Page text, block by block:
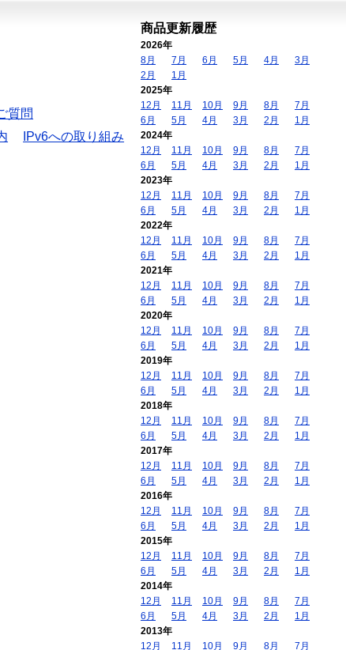
質問
IPv6への取り組み
商品更新履歴
2026年
8月
7月 6月 5月 4月
3月
2月
1月
2025年
12月
11月 10月 9月 8月
7月
6月
5月 4月 3月 2月
1月
2024年
12月
11月 10月 9月 8月
7月
6月
5月 4月 3月 2月
1月
2023年
12月
11月 10月 9月 8月
7月
6月
5月 4月 3月 2月
1月
2022年
12月
11月 10月 9月 8月
7月
6月
5月 4月 3月 2月
1月
2021年
12月
11月 10月 9月 8月
7月
6月
5月 4月 3月 2月
1月
2020年
12月
11月 10月 9月 8月
7月
6月
5月 4月 3月 2月
1月
2019年
12月
11月 10月 9月 8月
7月
6月
5月 4月 3月 2月
1月
2018年
12月
11月 10月 9月 8月
7月
6月
5月 4月 3月 2月
1月
2017年
12月
11月 10月 9月 8月
7月
6月
5月 4月 3月 2月
1月
2016年
12月
11月 10月 9月 8月
7月
6月
5月 4月 3月 2月
1月
2015年
12月
11月 10月 9月 8月
7月
6月
5月 4月 3月 2月
1月
2014年
12月
11月 10月 9月 8月
7月
6月
5月 4月 3月 2月
1月
2013年
12月
11月 10月 9月 8月 7月